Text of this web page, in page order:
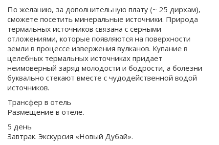
По желанию, за дополнительную плату (~ 25 дирхам),
сможете посетить минеральные источники. Природа
термальных источников связана с серными
отложениями, которые появляются на поверхности
земли в процессе извержения вулканов. Купание в
целебных термальных источниках придает
неимоверный заряд молодости и бодрости, а болезни
буквально стекают вместе с чудодейственной водой
источников.
Трансфер в отель
Размещение в отеле.
5 день
Завтрак. Экскурсия «Новый Дубай».